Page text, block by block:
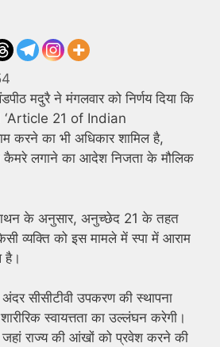
मदुरै ने मंगलवार को निर्णय दिया कि
‘Article 21 of Indian
करने का भी अधिकार शामिल है,
कैमरे लगाने का आदेश निजता के मौलिक
के अनुसार, अनुच्छेद 21 के तहत
व्यक्ति को इस मामले में स्पा में आराम
है।
सीसीटीवी उपकरण की स्थापना
स्वायत्तता का उल्लंघन करेगी।
जहां राज्य की आंखों को प्रवेश करने की